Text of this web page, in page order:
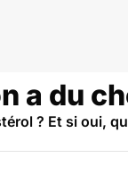
a du
? Et si oui,